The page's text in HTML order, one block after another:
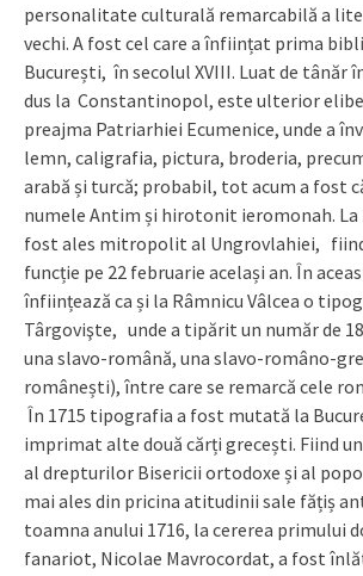
personalitate culturală remarcabilă a
vechi. A fost cel care a înființat prima
București, în secolul XVIII. Luat de tânăr
dus la Constantinopol, este ulterior
preajma Patriarhiei Ecumenice, unde a
lemn, caligrafia, pictura, broderia,
arabă și turcă; probabil, tot acum a fost
numele Antim și hirotonit ieromonah. La
fost ales mitropolit al Ungrovlahiei,
funcție pe 22 februarie același an. În
înființează ca și la Râmnicu Vâlcea o
Târgovişte, unde a tipărit un număr de
una slavo-română, una slavo-româno-
românești), între care se remarcă cele
În 1715 tipografia a fost mutată la
imprimat alte două cărți grecești. Fiind
al drepturilor Bisericii ortodoxe și al
mai ales din pricina atitudinii sale fățiș
toamna anului 1716, la cererea primului
fanariot, Nicolae Mavrocordat, a fost